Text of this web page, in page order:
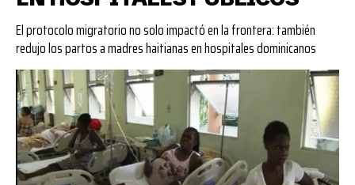
El protocolo migratorio no solo impactó en la frontera: también
redujo los partos a madres haitianas en hospitales dominicanos